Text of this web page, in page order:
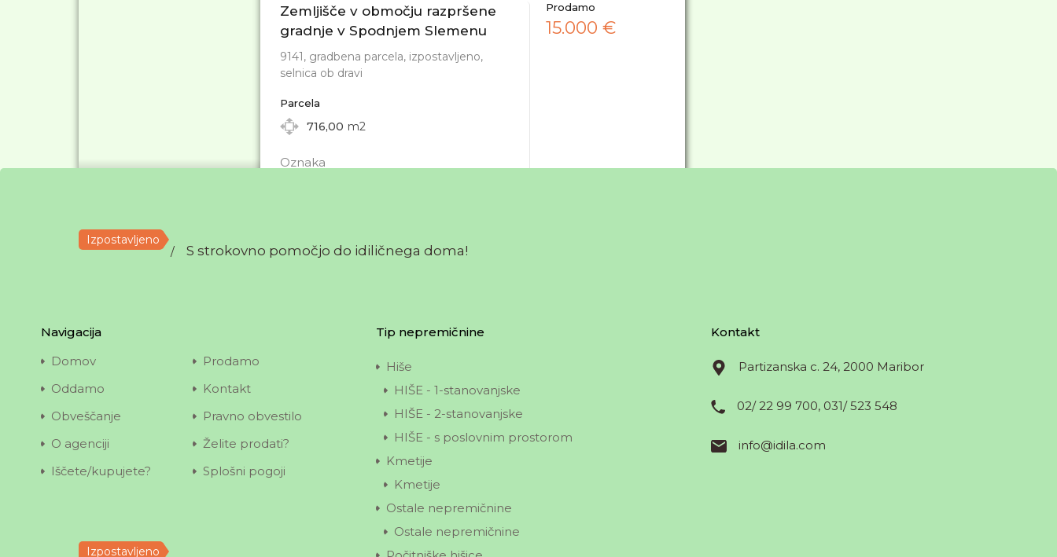
Zemljišče v območju razpršene
gradnje v Spodnjem Slemenu
9141, gradbena parcela, izpostavljeno,
selnica ob dravi
Parcela
716,00 m2
Oznaka
Prodamo
15.000 €
Izpostavljeno
Leto gradnje
Oznaka
9137, enostanovanjska hiša,
izpostavljeno, mala nedelja
Izpostavljeno
/ S strokovno pomočjo do idiličnega doma!
Navigacija
Domov
Prodamo
Oddamo
Kontakt
Obveščanje
Pravno obvestilo
O agenciji
Želite prodati?
Iščete/kupujete?
Splošni pogoji
Tip nepremičnine
Hiše
HIŠE - 1-stanovanjske
HIŠE - 2-stanovanjske
HIŠE - s poslovnim prostorom
Kmetije
Kmetije
Ostale nepremičnine
Ostale nepremičnine
Kontakt
Partizanska c. 24, 2000 Maribor
02/ 22 99 700, 031/ 523 548
info@idila.com